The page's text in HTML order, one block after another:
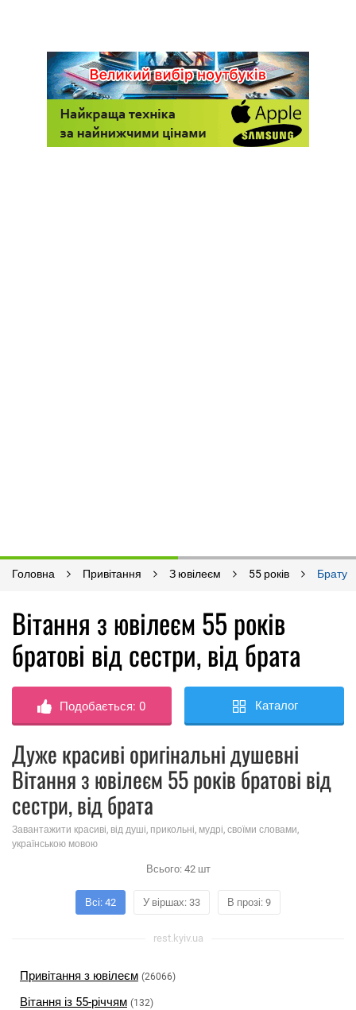
Головна Привітання З ювілеєм 55 років Брату
Вітання з ювілеєм 55 років
братові від сестри, від брата
Подобається:0 Каталог
Дуже красиві оригінальні душевні
Вітання з ювілеєм 55 років братові від
сестри, від брата
Завантажити красиві, від душі, прикольні, мудрі, своїми словами,
українською мовою
Всього: 42шт
Всі: 42 У віршах: 33 В прозі: 9
rest.kyiv.ua
Привітання з ювілеєм (26066)
Вітання із 55-річчям (132)